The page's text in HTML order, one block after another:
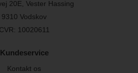
20E, Vester Hassing
9310 Vodskov
CVR: 10020611
Kundeservice
Kontakt os